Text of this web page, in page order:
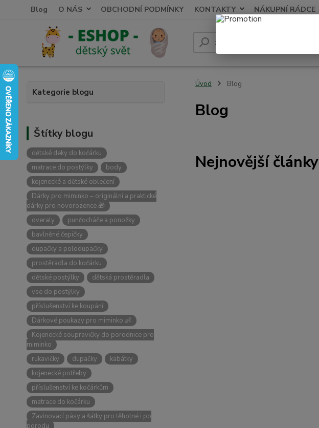
Blog O NÁS OBCHODNÍ PODMÍNKY KONTAKTY NÁKUPNÍ RÁDCE
Kategorie blogu
Štítky blogu
dětské deky do kočárku
matrace do postýlky
body
kojenecké a dětské oblečení
Dárky pro miminko – originální a praktické
dárky pro novorozence 🎁
overaly
punčocháče a ponožky
bavlněné čepičky
dupačky a polodupačky
prostěradla do kočárku
dětské postýlky
dětská prostěradla
vse do postýlky
příslušenství ke koupání
Dárkové poukazy pro miminko 👶
Kojenecké soupravičky do porodnice pro
miminko
rukavičky
dupačky
kabátky
kojenecké potřeby
příslušenství ke kočárkům
matrace do kočárku
Zavinovací pásy a šátky pro těhotné i po
porodu
Úvod Blog
Blog
Nejnovější články